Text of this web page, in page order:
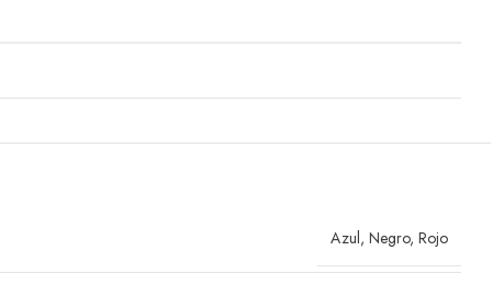
Azul, Negro, Rojo